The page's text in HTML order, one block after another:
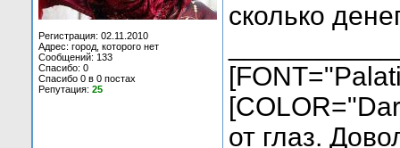
Регистрация: 02.11.2010
Адрес: город, которого нет
Сообщений: 133
Спасибо: 0
Спасибо 0 в 0 постах
Репутация: 25
сколько
от глаз.